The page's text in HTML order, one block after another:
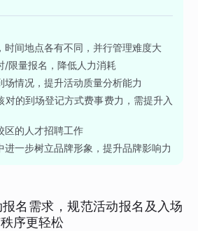
时间地点各有不同，并行管理难度大
/限量报名，降低人力消耗
场情况，提升活动质量分析能力
对的到场登记方式费事费力，需提升入
区的人才招聘工作
进一步树立品牌形象，提升品牌影响力
名需求，规范活动报名及入场
序更轻松